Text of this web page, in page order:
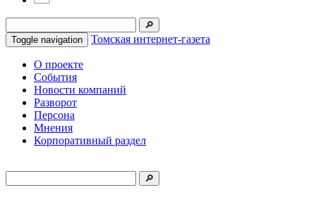
Toggle navigation Томская интернет-газета
О проекте
События
Новости компаний
Разворот
Персона
Мнения
Корпоративный раздел